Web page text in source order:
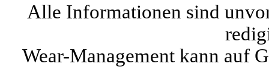
Alle Informationen sind
Wear-Management kann auf